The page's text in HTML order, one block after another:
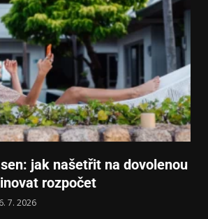
jak našetřit na dovolenou
rozpočet
7. 2026